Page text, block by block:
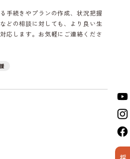
手続きやプランの作成、状況把握
どの相談に対しても、より良い生
応します。お気軽にご連絡くださ